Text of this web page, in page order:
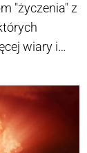
"życzenia" z
wiary i